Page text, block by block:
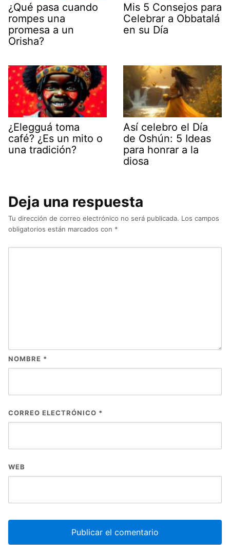
¿Qué pasa cuando
rompes una
promesa a un
Orisha?
Mis 5 Consejos para
Celebrar a Obbatalá
en su Día
¿Elegguá toma
café? ¿Es un mito o
una tradición?
Así celebro el Día
de Oshún: 5 Ideas
para honrar a la
diosa
Deja una respuesta
Tu dirección de correo electrónico no será publicada. Los campos
obligatorios están marcados con *
NOMBRE *
CORREO ELECTRÓNICO *
WEB